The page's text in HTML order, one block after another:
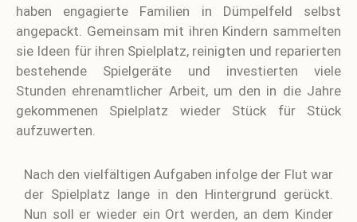
haben engagierte Familien in Dümpelfeld selbst
angepackt. Gemeinsam mit ihren Kindern sammelten
sie Ideen für ihren Spielplatz, reinigten und reparierten
bestehende Spielgeräte und investierten viele
Stunden ehrenamtlicher Arbeit, um den in die Jahre
gekommenen Spielplatz wieder Stück für Stück
aufzuwerten.
Nach den vielfältigen Aufgaben infolge der Flut war
der Spielplatz lange in den Hintergrund gerückt.
Nun soll er wieder ein Ort werden, an dem Kinder